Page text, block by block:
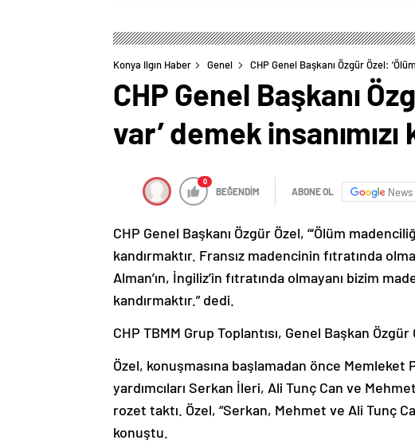
Konya Ilgın Haber Genel CHP Genel Başkanı Özgür Özel:
CHP Genel Başkanı
var’ demek
0
BEĞENDİM ABONE OL News
CHP Genel Başkanı Özgür Özel, “‘Ölüm
kandırmaktır. Fransız madencinin fıtratında
Alman’ın, İngiliz’in fıtratında olmayanı bizim
kandırmaktır.” dedi.
CHP TBMM Grup Toplantısı, Genel Başkan
Özel, konuşmasına başlamadan önce
yardımcıları Serkan İleri, Ali Tunç Can ve
rozet taktı. Özel, “Serkan, Mehmet ve Ali Tunç
konuştu.